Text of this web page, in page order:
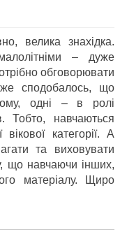
велика знахідка.
– дуже
обговорювати
сподобалось, що
одні – в ролі
Тобто, навчаються
вікової категорії. А
та виховувати
що навчаючи інших,
матеріалу. Щиро